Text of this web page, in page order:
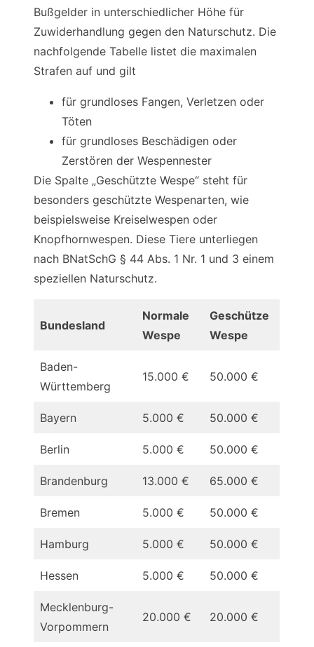
Bußgelder in unterschiedlicher Höhe für
Zuwiderhandlung gegen den Naturschutz. Die
nachfolgende Tabelle listet die maximalen
Strafen auf und gilt
für grundloses Fangen, Verletzen oder
Töten
für grundloses Beschädigen oder
Zerstören der Wespennester
Die Spalte „Geschützte Wespe“ steht für
besonders geschützte Wespenarten, wie
beispielsweise Kreiselwespen oder
Knopfhornwespen. Diese Tiere unterliegen
nach BNatSchG § 44 Abs. 1 Nr. 1 und 3 einem
speziellen Naturschutz.
Bundesland
Normale
Wespe
Geschütze
Wespe
Baden-
Württemberg
15.000 € 50.000 €
Bayern 5.000 € 50.000 €
Berlin 5.000 € 50.000 €
Brandenburg 13.000 € 65.000 €
Bremen 5.000 € 50.000 €
Hamburg 5.000 € 50.000 €
Hessen 5.000 € 50.000 €
Mecklenburg-
Vorpommern
20.000 € 20.000 €